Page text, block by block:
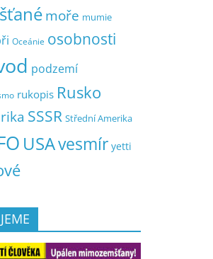
moře mumie
Oceánie osobnosti
podzemí
rukopis Rusko
SSSR Střední Amerika
USAvesmír yetti